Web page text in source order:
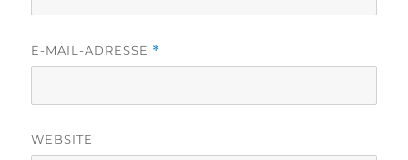
E-MAIL-ADRESSE *
WEBSITE